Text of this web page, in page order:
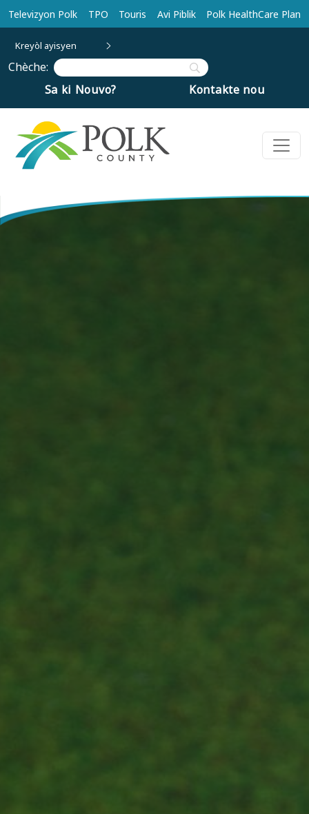
Ale nan kontni prensipal la
Televizyon Polk TPO Touris Avi Piblik Polk HealthCare Plan
Kreyòl ayisyen
Chèche:
Sa ki Nouvo?
Kontakte nou